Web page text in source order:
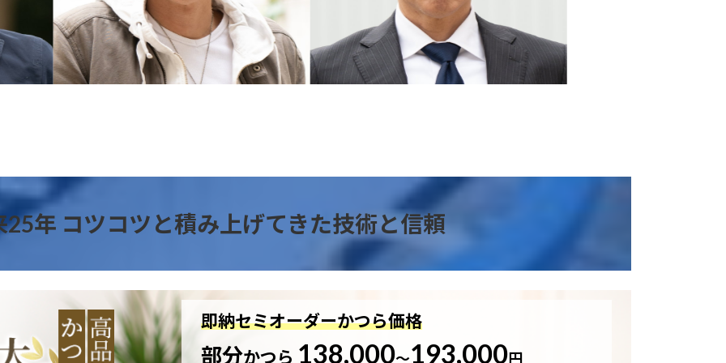
25年 コツコツと積み上げてきた技術と信頼
即納セミオーダーかつら価格
部分かつら 138,000～193,000円